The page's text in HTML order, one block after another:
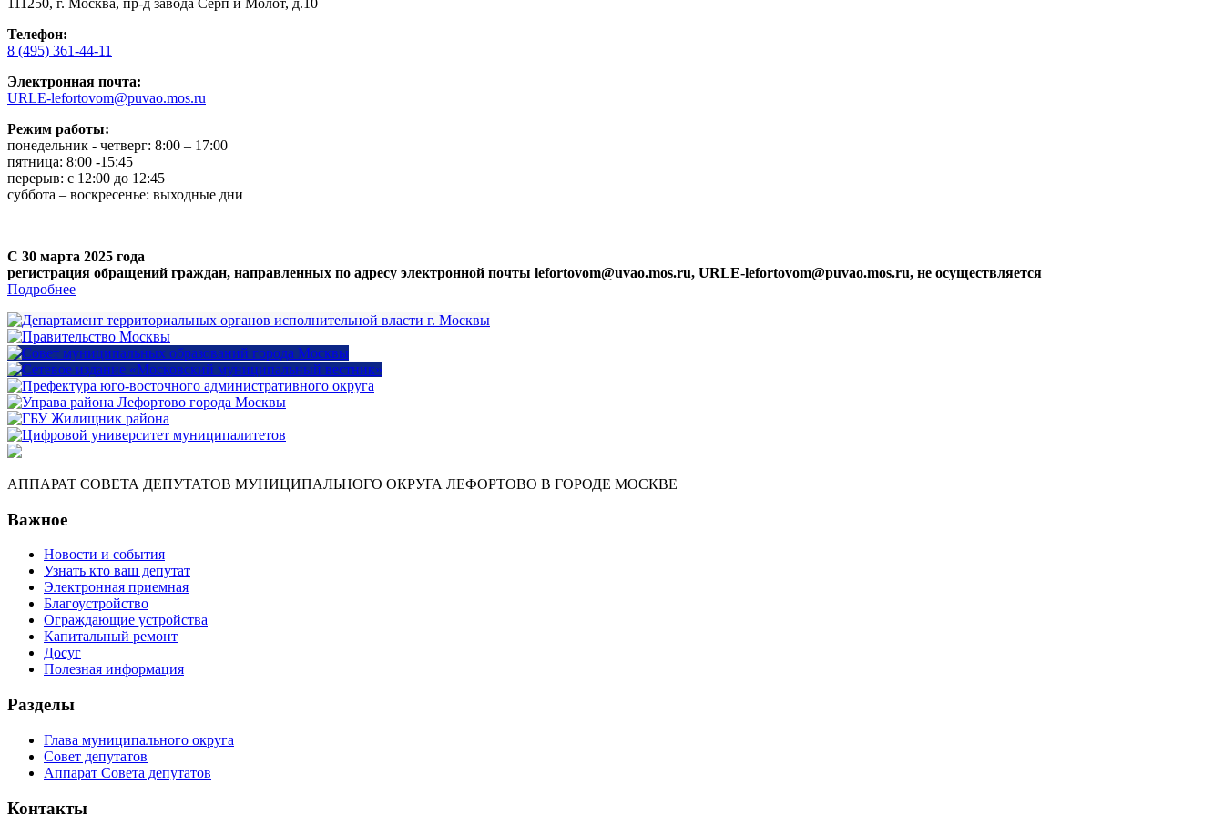
111250, г. Москва, пр-д завода Серп и Молот, д.10
Телефон:
8 (495) 361-44-11
Электронная почта:
URLE-lefortovom@puvao.mos.ru
Режим работы:
понедельник - четверг: 8:00 – 17:00
пятница: 8:00 -15:45
перерыв: с 12:00 до 12:45
суббота – воскресенье: выходные дни
С 30 марта 2025 года
регистрация обращений граждан, направленных по адресу электронной почты lefortovom@uvao.mos.ru, URLE-lefortovom@puvao.mos.ru, не осуществляется
Подробнее
АППАРАТ СОВЕТА ДЕПУТАТОВ МУНИЦИПАЛЬНОГО ОКРУГА ЛЕФОРТОВО В ГОРОДЕ МОСКВЕ
Важное
Новости и события
Узнать кто ваш депутат
Электронная приемная
Благоустройство
Ограждающие устройства
Капитальный ремонт
Досуг
Полезная информация
Разделы
Глава муниципального округа
Совет депутатов
Аппарат Совета депутатов
Контакты